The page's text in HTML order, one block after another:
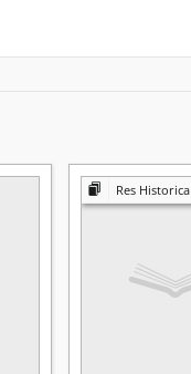
Res Historica